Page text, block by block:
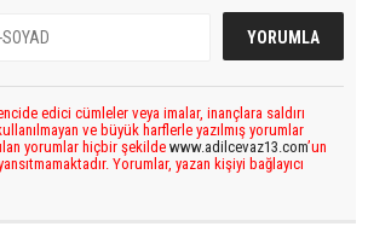
edici cümleler veya imalar, inançlara saldırı
ve büyük harflerle yazılmış yorumlar
yorumlar hiçbir şekilde www.adilcevaz13.com’un
Yorumlar, yazan kişiyi bağlayıcı